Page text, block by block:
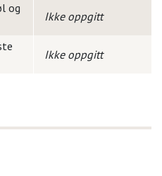
og
Ikke oppgitt
Ikke oppgitt